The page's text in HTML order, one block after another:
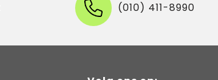
(010) 411-8990